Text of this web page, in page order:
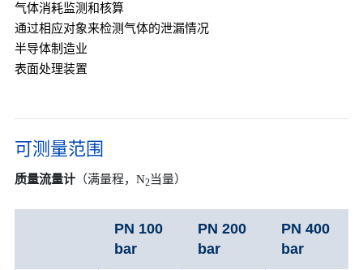
气体消耗监测和核算
通过相应对象来检测气体的泄漏情况
半导体制造业
表面处理装置
可测量范围
质量流量计（满量程，N2当量）
PN 100
bar
PN 200
bar
PN 400
bar